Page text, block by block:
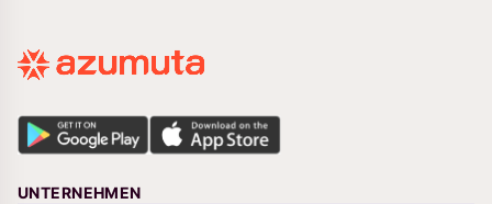
UNTERNEHMEN